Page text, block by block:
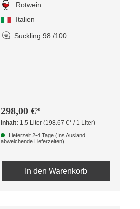
Rotwein
Italien
Suckling 98 /100
298,00 €*
Inhalt: 1.5 Liter(198,67 €* / 1 Liter)
Lieferzeit 2-4 Tage (Ins Ausland
abweichende Lieferzeiten)
In den Warenkorb